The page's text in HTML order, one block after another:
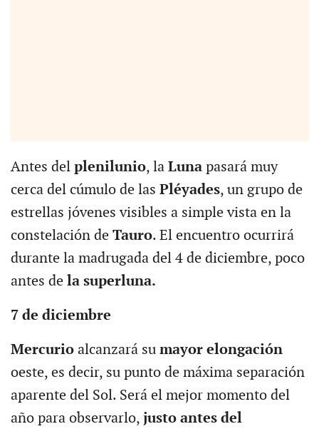
Antes del plenilunio, la Luna pasará muy
cerca del cúmulo de las Pléyades, un grupo de
estrellas jóvenes visibles a simple vista en la
constelación de Tauro. El encuentro ocurrirá
durante la madrugada del 4 de diciembre, poco
antes de la superluna.
7 de diciembre
Mercurio alcanzará su mayor elongación
oeste, es decir, su punto de máxima separación
aparente del Sol. Será el mejor momento del
año para observarlo, justo antes del